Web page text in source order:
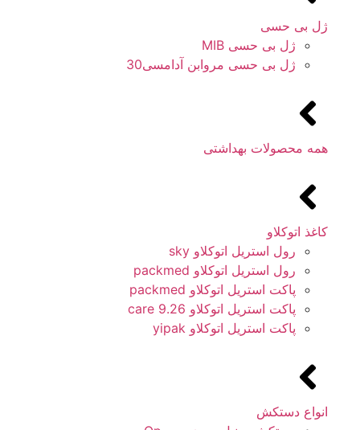
ژل بی حسی
ژل بی حسی MIB
ژل بی حسی مروابن آدامسی30
همه محصولات بهداشتی
کاغذ اتوکلاو
رول استریل اتوکلاو sky
رول استریل اتوکلاو packmed
پاکت استریل اتوکلاو packmed
پاکت استریل اتوکلاو 9.26 care
پاکت استریل اتوکلاو yipak
انواع دستکش